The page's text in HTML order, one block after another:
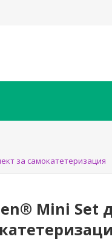
за самокатетеризация
Mini Set